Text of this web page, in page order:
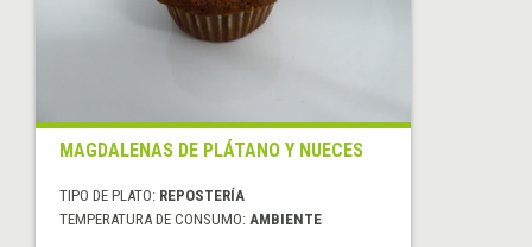
MAGDALENAS DE PLÁTANO Y NUECES
TIPO DE PLATO: REPOSTERÍA
TEMPERATURA DE CONSUMO: AMBIENTE